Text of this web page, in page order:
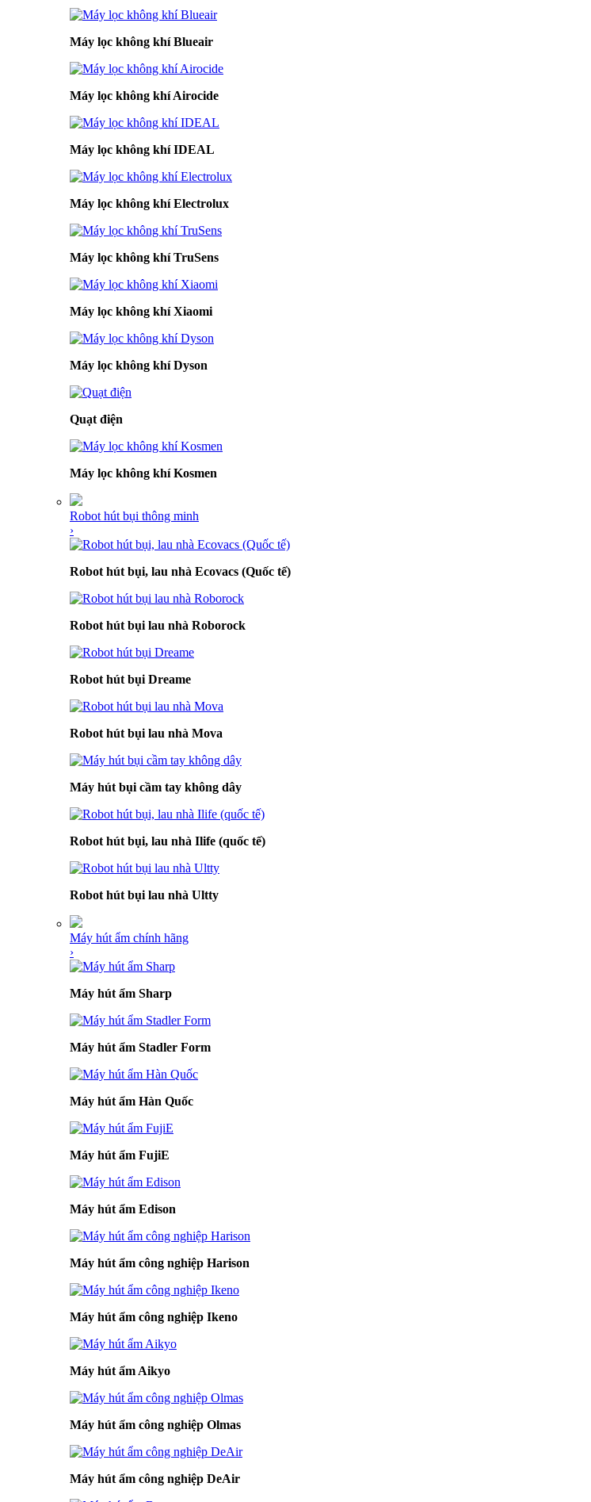
Máy lọc không khí Blueair
Máy lọc không khí Airocide
Máy lọc không khí IDEAL
Máy lọc không khí Electrolux
Máy lọc không khí TruSens
Máy lọc không khí Xiaomi
Máy lọc không khí Dyson
Quạt điện
Máy lọc không khí Kosmen
Robot hút bụi thông minh
›
Robot hút bụi, lau nhà Ecovacs (Quốc tế)
Robot hút bụi lau nhà Roborock
Robot hút bụi Dreame
Robot hút bụi lau nhà Mova
Máy hút bụi cầm tay không dây
Robot hút bụi, lau nhà Ilife (quốc tế)
Robot hút bụi lau nhà Ultty
Máy hút ẩm chính hãng
›
Máy hút ẩm Sharp
Máy hút ẩm Stadler Form
Máy hút ẩm Hàn Quốc
Máy hút ẩm FujiE
Máy hút ẩm Edison
Máy hút ẩm công nghiệp Harison
Máy hút ẩm công nghiệp Ikeno
Máy hút ẩm Aikyo
Máy hút ẩm công nghiệp Olmas
Máy hút ẩm công nghiệp DeAir